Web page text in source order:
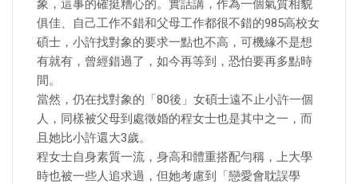
象，這事的確挺糟心的。實話講，作為一個氣質相貌
俱佳、自己工作不錯和父母工作都很不錯的985高校女
碩士，小許找對象的要求一點也不高，可機緣不是想
有就有，曾經錯過了，如今再等到，恐怕要再多點時
間。
當然，仍在找對象的「80後」女碩士遠不止小許一個
人，同樣被父母到處徵婚的程女士也是其中之一，而
且她比小許還大3歲。
程女士自身素質一流，身高和體重搭配勻稱，上大學
時也被一些人追求過，但她考慮到「戀愛會耽誤學